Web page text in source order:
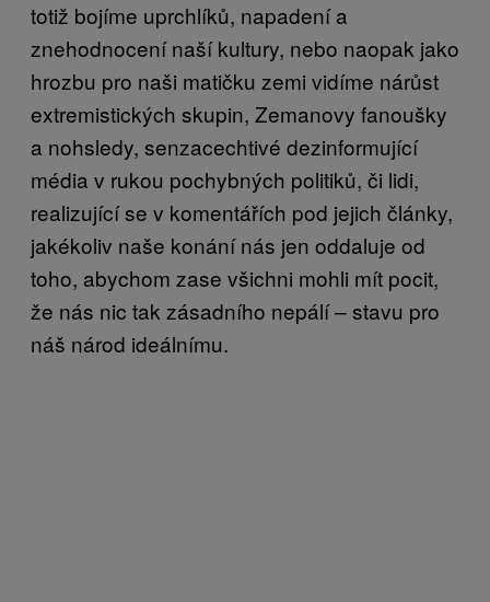
totiž bojíme uprchlíků, napadení a
znehodnocení naší kultury, nebo naopak jako
hrozbu pro naši matičku zemi vidíme nárůst
extremistických skupin, Zemanovy fanoušky
a nohsledy, senzacechtivé dezinformující
média v rukou pochybných politiků, či lidi,
realizující se v komentářích pod jejich články,
jakékoliv naše konání nás jen oddaluje od
toho, abychom zase všichni mohli mít pocit,
že nás nic tak zásadního nepálí – stavu pro
náš národ ideálnímu.